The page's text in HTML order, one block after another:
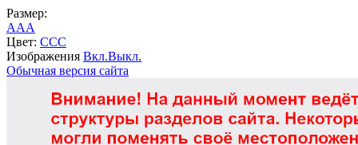
Размер:
AAA
Цвет: CCC
Изображения Вкл.Выкл.
Обычная версия сайта